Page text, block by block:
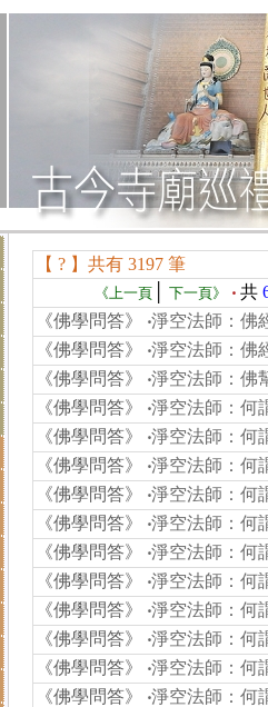
【 ? 】共有 3197 筆
《上一頁│ 下一頁》 ‧共
《佛學問答》 ‧淨空法師：佛
《佛學問答》 ‧淨空法師：佛
《佛學問答》 ‧淨空法師：佛
《佛學問答》 ‧淨空法師：何
《佛學問答》 ‧淨空法師：何
《佛學問答》 ‧淨空法師：何
《佛學問答》 ‧淨空法師：何
《佛學問答》 ‧淨空法師：何
《佛學問答》 ‧淨空法師：何
《佛學問答》 ‧淨空法師：何
《佛學問答》 ‧淨空法師：何
《佛學問答》 ‧淨空法師：何
《佛學問答》 ‧淨空法師：何
《佛學問答》 ‧淨空法師：何